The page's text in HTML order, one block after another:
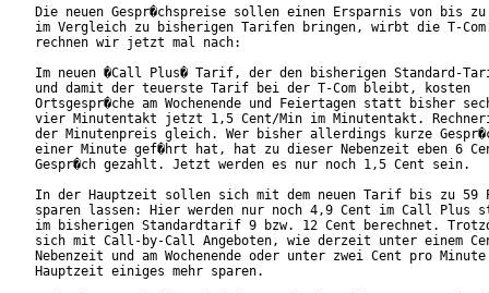
Die neuen Gespr�chspreise sollen einen Ersparnis von bis
im Vergleich zu bisherigen Tarifen bringen, wirbt die T-
rechnen wir jetzt mal nach:
Im neuen �Call Plus� Tarif, der den bisherigen Standard-
und damit der teuerste Tarif bei der T-Com bleibt, kosten
Ortsgespr�che am Wochenende und Feiertagen statt bisher
vier Minutentakt jetzt 1,5 Cent/Min im Minutentakt.
der Minutenpreis gleich. Wer bisher allerdings kurze
einer Minute gef�hrt hat, hat zu dieser Nebenzeit eben 6
Gespr�ch gezahlt. Jetzt werden es nur noch 1,5 Cent sein.
In der Hauptzeit sollen sich mit dem neuen Tarif bis zu 59
sparen lassen: Hier werden nur noch 4,9 Cent im Call Plus
im bisherigen Standardtarif 9 bzw. 12 Cent berechnet.
sich mit Call-by-Call Angeboten, wie derzeit unter einem
Nebenzeit und am Wochenende oder unter zwei Cent pro
Hauptzeit einiges mehr sparen.